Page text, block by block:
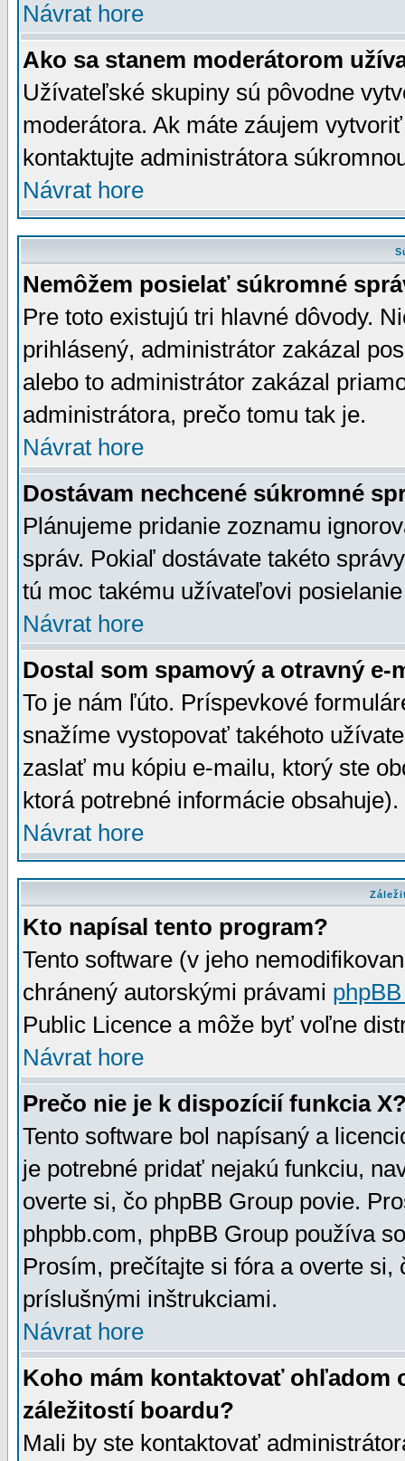
Návrat hore
Ako sa stanem moderátorom
Užívateľské skupiny sú pôvodne
moderátora. Ak máte záujem
kontaktujte administrátora
Návrat hore
Nemôžem posielať súkromné
Pre toto existujú tri hlavné dôvody.
prihlásený, administrátor zakázal
alebo to administrátor zakázal
administrátora, prečo tomu tak je.
Návrat hore
Dostávam nechcené súkromné
Plánujeme pridanie zoznamu
správ. Pokiaľ dostávate takéto
tú moc takému užívateľovi
Návrat hore
Dostal som spamový a otravný e-
To je nám ľúto. Príspevkové
snažíme vystopovať takéhoto
zaslať mu kópiu e-mailu, ktorý ste
ktorá potrebné informácie
Návrat hore
Kto napísal tento program?
Tento software (v jeho
chránený autorskými právami
Public Licence a môže byť voľne
Návrat hore
Prečo nie je k dispozícií funkcia
Tento software bol napísaný a
je potrebné pridať nejakú funkciu,
overte si, čo phpBB Group povie.
phpbb.com, phpBB Group používa
Prosím, prečítajte si fóra a overte
príslušnými inštrukciami.
Návrat hore
Koho mám kontaktovať ohľadom
záležitostí boardu?
Mali by ste kontaktovať